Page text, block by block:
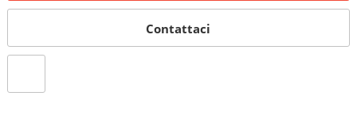
Contattaci